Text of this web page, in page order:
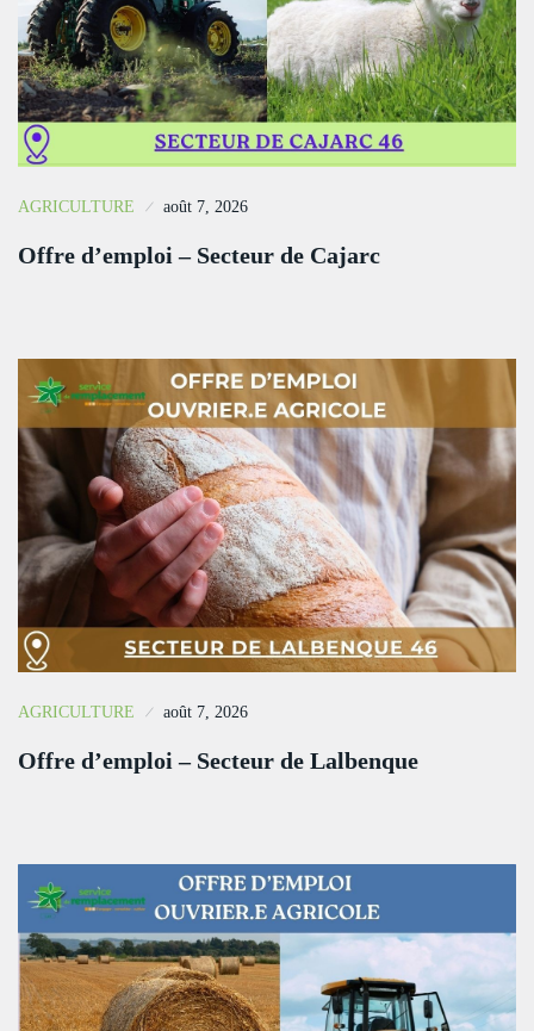
AGRICULTURE août 7, 2026
Offre d’emploi – Secteur de Cajarc
AGRICULTURE août 7, 2026
Offre d’emploi – Secteur de Lalbenque